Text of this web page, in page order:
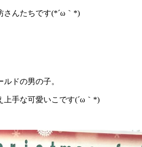
さんたちです(*´ω｀*)
ドの男の子。
上手な可愛いこです(´ω｀*)